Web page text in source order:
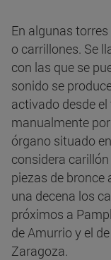
En algunas
o carrillones. Se
con las que se
sonido se
activado desde
manualmente
órgano situado
considera
piezas de bronce
una decena los
próximos a
de Amurrio y el
Zaragoza.